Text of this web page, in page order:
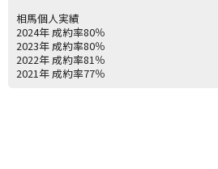
相馬個人実績
2024年 成約率80％
2023年 成約率80％
2022年 成約率81％
2021年 成約率77％